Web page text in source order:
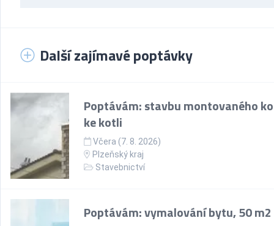
Další zajímavé poptávky
Poptávám: stavbu montovaného
ke kotli
Včera (7. 8. 2026)
Plzeňský kraj
Stavebnictví
Poptávám: vymalování bytu, 50 m2